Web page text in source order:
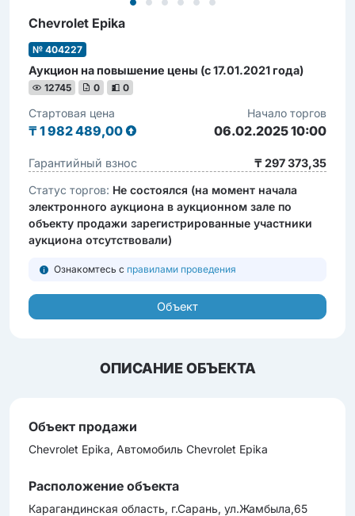
Chevrolet Epika
№ 404227
Аукцион на повышение цены (с 17.01.2021 года)
12745 0 0
Стартовая цена
₸ 1 982 489,00
Начало торгов
06.02.2025 10:00
Гарантийный взнос
₸ 297 373,35
Статус торгов: Не состоялся (на момент начала
электронного аукциона в аукционном зале по
объекту продажи зарегистрированные участники
аукциона отсутствовали)
Ознакомтесь с правилами проведения
Объект
ОПИСАНИЕ ОБЪЕКТА
Объект продажи
Chevrolet Epika, Автомобиль Chevrolet Epika
Расположение объекта
Карагандинская область, г.Сарань, ул.Жамбыла,65